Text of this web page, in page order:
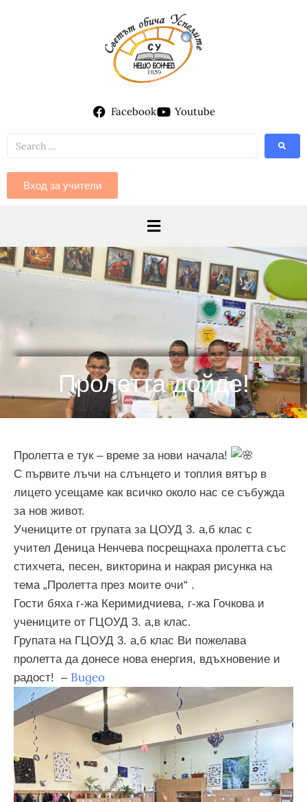
Facebook Youtube
Вход за учители
Пролетта дойде!
Пролетта е тук – време за нови начала!
С първите лъчи на слънцето и топлия вятър в
лицето усещаме как всичко около нас се събужда
за нов живот.
Учениците от групата за ЦОУД 3. а,б клас с
учител Деница Ненчева посрещнаха пролетта със
стихчета, песен, викторина и накрая рисунка на
тема „Пролетта през моите очи“ .
Гости бяха г-жа Керимидчиева, г-жа Гочкова и
учениците от ГЦОУД 3. а,в клас.
Групата на ГЦОУД 3. а,б клас Ви пожелава
пролетта да донесе нова енергия, вдъхновение и
радост! – Видео